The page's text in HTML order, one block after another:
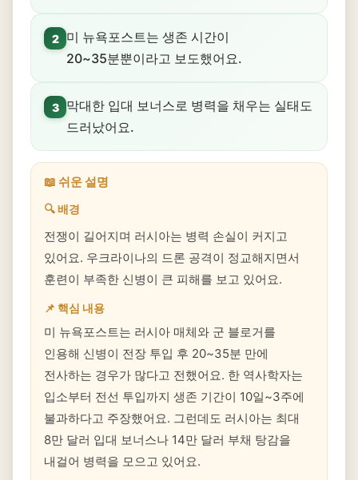
2
미 뉴욕포스트는 생존 시간이
20~35분뿐이라고 보도했어요.
3
막대한 입대 보너스로 병력을 채우는 실태도
드러났어요.
📖 쉬운 설명
🔍 배경
전쟁이 길어지며 러시아는 병력 손실이 커지고
있어요. 우크라이나의 드론 공격이 정교해지면서
훈련이 부족한 신병이 큰 피해를 보고 있어요.
📌 핵심 내용
미 뉴욕포스트는 러시아 매체와 군 블로거를
인용해 신병이 전장 투입 후 20~35분 만에
전사하는 경우가 많다고 전했어요. 한 역사학자는
입소부터 전선 투입까지 생존 기간이 10일~3주에
불과하다고 주장했어요. 그런데도 러시아는 최대
8만 달러 입대 보너스나 14만 달러 부채 탕감을
내걸어 병력을 모으고 있어요.